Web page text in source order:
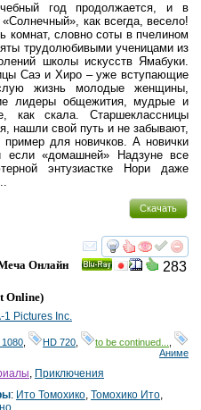
год продолжается, и в
«Солнечный», как всегда, весело!
комнат, словно соты в пчелином
трудолюбивыми ученицами из
школы искусств Ямабуки.
Саэ и Хиро – уже вступающие
жизнь молодые женщины,
лидеры общежития, мудрые и
как скала. Старшеклассницы
нашли свой путь и не забывают,
для новичков. А новички
если «домашней» Надзуне все
энтузиастке Нори даже
Скачать
смотреть
283
Онлайн
Online)
1 Pictures Inc.
HD 720 to be continued...
Аниме
, Приключения
: Ито Томохико, Томохико Ито,